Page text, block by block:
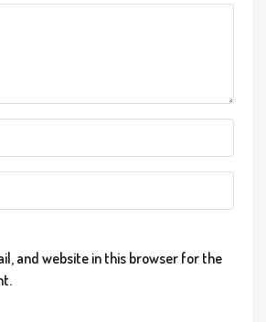
and website in this browser for the